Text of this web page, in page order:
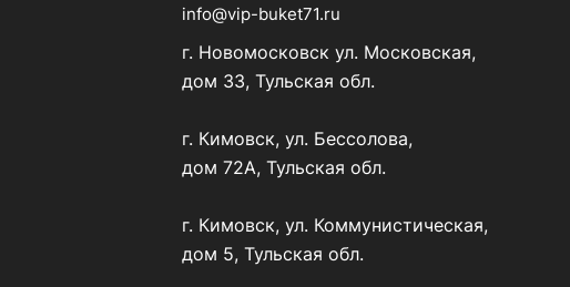
info@vip-buket71.ru
г. Новомосковск ул. Московская,
дом 33, Тульская обл.
г. Кимовск, ул. Бессолова,
дом 72А, Тульская обл.
г. Кимовск, ул. Коммунистическая,
дом 5, Тульская обл.